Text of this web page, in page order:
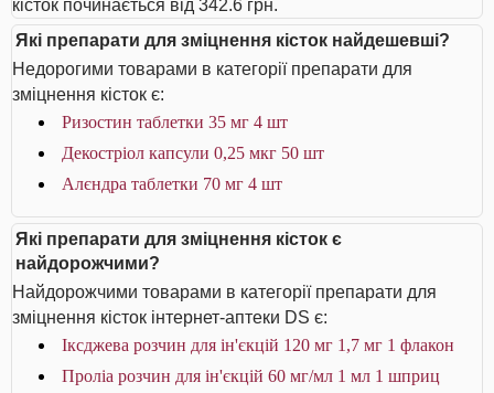
кісток починається від 342.6 грн.
Які препарати для зміцнення кісток найдешевші?
Недорогими товарами в категорії препарати для
зміцнення кісток є:
Ризостин таблетки 35 мг 4 шт
Декостріол капсули 0,25 мкг 50 шт
Алєндра таблетки 70 мг 4 шт
Які препарати для зміцнення кісток є
найдорожчими?
Найдорожчими товарами в категорії препарати для
зміцнення кісток інтернет-аптеки DS є:
Іксджева розчин для ін'єкцій 120 мг 1,7 мг 1 флакон
Проліа розчин для ін'єкцій 60 мг/мл 1 мл 1 шприц